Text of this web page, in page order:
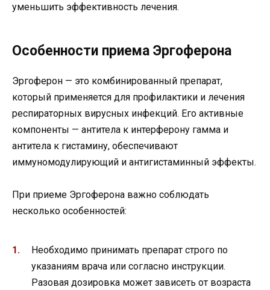
уменьшить эффективность лечения.
Особенности приема Эргоферона
Эргоферон — это комбинированный препарат,
который применяется для профилактики и лечения
респираторных вирусных инфекций. Его активные
компоненты — антитела к интерферону гамма и
антитела к гистамину, обеспечивают
иммуномодулирующий и антигистаминный эффекты.
При приеме Эргоферона важно соблюдать
несколько особенностей:
Необходимо принимать препарат строго по
указаниям врача или согласно инструкции.
Разовая дозировка может зависеть от возраста